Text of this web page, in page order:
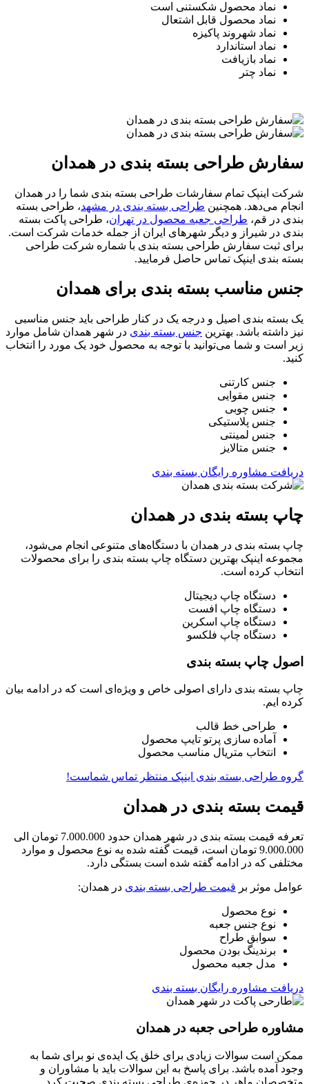
نماد محصول شکستنی است
نماد محصول قابل اشتعال
نماد شهروند پاکیزه
نماد استاندارد
نماد بازیافت
نماد چتر
سفارش طراحی بسته بندی در همدان
شرکت اینپک تمام سفارشات طراحی بسته بندی شما را در همدان
انجام می‌دهد. همچنین طراحی بسته بندی در مشهد، طراحی بسته
بندی در قم، طراحی جعبه محصول در تهران، طراحی پاکت بسته
بندی در شیراز و دیگر شهرهای ایران از جمله خدمات شرکت است.
برای ثبت سفارش طراحی بسته بندی با شماره شرکت طراحی
بسته بندی اینپک تماس حاصل فرمایید.
جنس مناسب بسته بندی برای همدان
یک بسته بندی اصیل و درجه یک در کنار طراحی باید جنس مناسبی
نیز داشته باشد. بهترین جنس بسته بندی در شهر همدان شامل موارد
زیر است و شما می‌توانید با توجه به محصول خود یک مورد را انتخاب
کنید.
جنس کارتنی
جنس مقوایی
جنس چوبی
جنس پلاستیکی
جنس لمینتی
جنس متالایز
دریافت مشاوره رایگان بسته بندی
چاپ بسته بندی در همدان
چاپ بسته بندی در همدان با دستگاه‌های متنوعی انجام می‌شود،
مجموعه اینپک بهترین دستگاه چاپ بسته بندی را برای محصولات
انتخاب کرده است.
دستگاه چاپ دیجیتال
دستگاه چاپ افست
دستگاه چاپ اسکرین
دستگاه چاپ فلکسو
اصول چاپ بسته بندی
چاپ بسته بندی دارای اصولی خاص و ویژه‌ای است که در ادامه بیان
کرده ایم.
طراحی خط قالب
آماده سازی پرتو تایپ محصول
انتخاب متریال مناسب محصول
گروه طراحی بسته بندی اینپک منتظر تماس شماست!
قیمت بسته بندی در همدان
تعرفه قیمت بسته بندی در شهر همدان حدود 7.000.000 تومان الی
9.000.000 تومان است، قیمت گفته شده به نوع محصول و موارد
مختلفی که در ادامه گفته شده است بستگی دارد.
عوامل موثر بر قیمت طراحی بسته بندی در همدان:
نوع محصول
نوع جنس جعبه
سوابق طراح
برندینگ بودن محصول
مدل جعبه محصول
دریافت مشاوره رایگان بسته بندی
مشاوره طراحی جعبه در همدان
ممکن است سوالات زیادی برای خلق یک ایده‌ی نو برای شما به
وجود آمده باشد. برای پاسخ به این سوالات باید با مشاوران و
متخصصان ماهر در حوزه‌ی طراحی بسته بندی صحبت کرد.